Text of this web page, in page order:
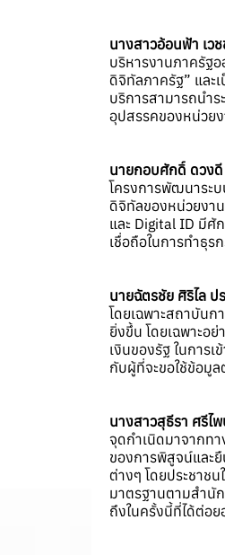
นางสาวอ้อนฟ้า เว
บริหารงานภาครัฐ
ดิจิทัลภาครัฐ” และ
บริการสามารถนำ
อุปสรรคของหน่วยง
นายกอบศักดิ์ ดวงดี
โครงการพัฒนาระ
ดิจิทัลของหน่วยงา
และ Digital ID มีศั
เชื่อถือในการทำธุร
นายฉัตรชัย ศิริไล ป
โดยเฉพาะสถาบันก
ยิ่งขึ้น โดยเฉพาะอ
เงินของรัฐ ในการ
กับผู้ที่จะขอใช้ข้อมูล
นางสาวสุธีรา ศรีไ
จุดกำเนิดมาจากท
ของการพิสูจน์และ
ต่างๆ โดยประชาช
มาตรฐานตามสำนั
ถึงในครั้งนี้ที่ได้ต่อ